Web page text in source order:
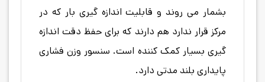
بشمار می روند و قابلیت اندازه گیری بار که در
مرکز قرار ندارد هم دارند که برای حفظ دقت اندازه
گیری بسیار کمک کننده است. سنسور وزن فشاری
پایداری بلند مدتی دارد.